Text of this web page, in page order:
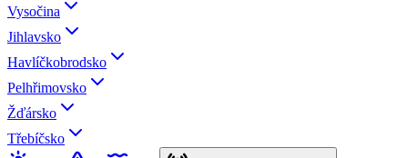
Vysočina
Jihlavsko
Havlíčkobrodsko
Pelhřimovsko
Žďársko
Třebíčsko